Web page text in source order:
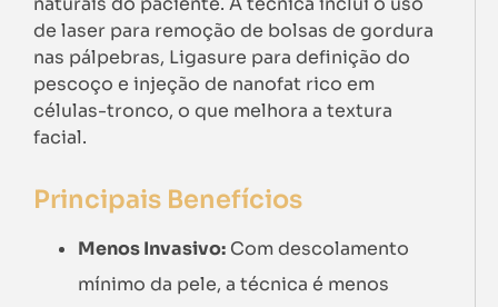
de laser para remoção de bolsas de gordura
nas pálpebras, Ligasure para definição do
pescoço e injeção de nanofat rico em
células-tronco, o que melhora a textura
facial.
Principais Benefícios
Menos Invasivo: Com descolamento
mínimo da pele, a técnica é menos